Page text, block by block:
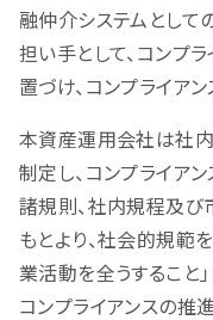
融仲介システムとし
担い手として、コンプ
置づけ、コンプライア
本資産運用会社は社内
制定し、コンプライア
諸規則、社内規程及び
もとより、社会的規範
業活動を全うすること
コンプライアンスの推